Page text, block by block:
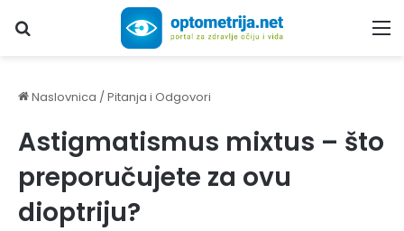
Upiši traženi pojam...
Naslovnica /Pitanja i Odgovori
Astigmatismus mixtus – što
preporučujete za ovu
dioptriju?